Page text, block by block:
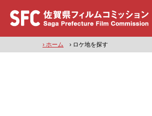
› ホーム › ロケ地を探す